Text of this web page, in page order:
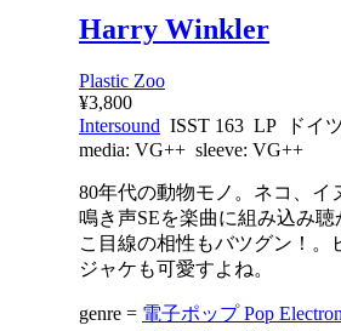
Harry Winkler
Plastic Zoo
¥3,800
Intersound ISST 163 LP ドイ
media: VG++ sleeve: VG++
80年代の動物モノ。ネコ、イ
鳴き声SEを楽曲に組み込み
こ目線の相性もバツグン！。
ジャケも可愛すよね。
genre = 電子ポップ Pop